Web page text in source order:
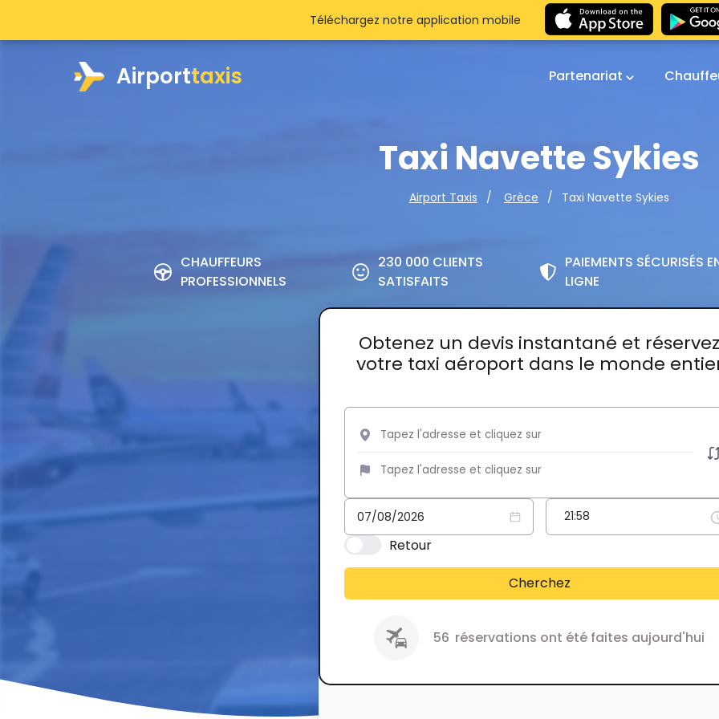
Airporttaxis Partenariat
Taxi Navette Sykies
Airport Taxis Grèce Taxi Navette Sykies
CHAUFFEURS
PROFESSIONNELS
230 000 CLIENTS
SATISFAITS
PAIEMENTS SÉCURISÉS
LIGNE
Obtenez un devis instantané et réservez
votre taxi aéroport dans le monde
Retour
Cherchez
56 réservations ont été faites aujourd'hui
Téléchargez notre application mobile